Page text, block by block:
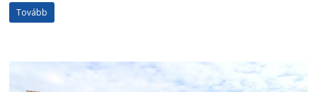
Tovább